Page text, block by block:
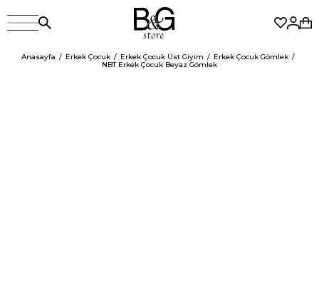
Anasayfa Erkek Çocuk Erkek Çocuk Üst Giyim
Erkek Çocuk Gömlek
NBT Erkek Çocuk Beyaz Gömlek